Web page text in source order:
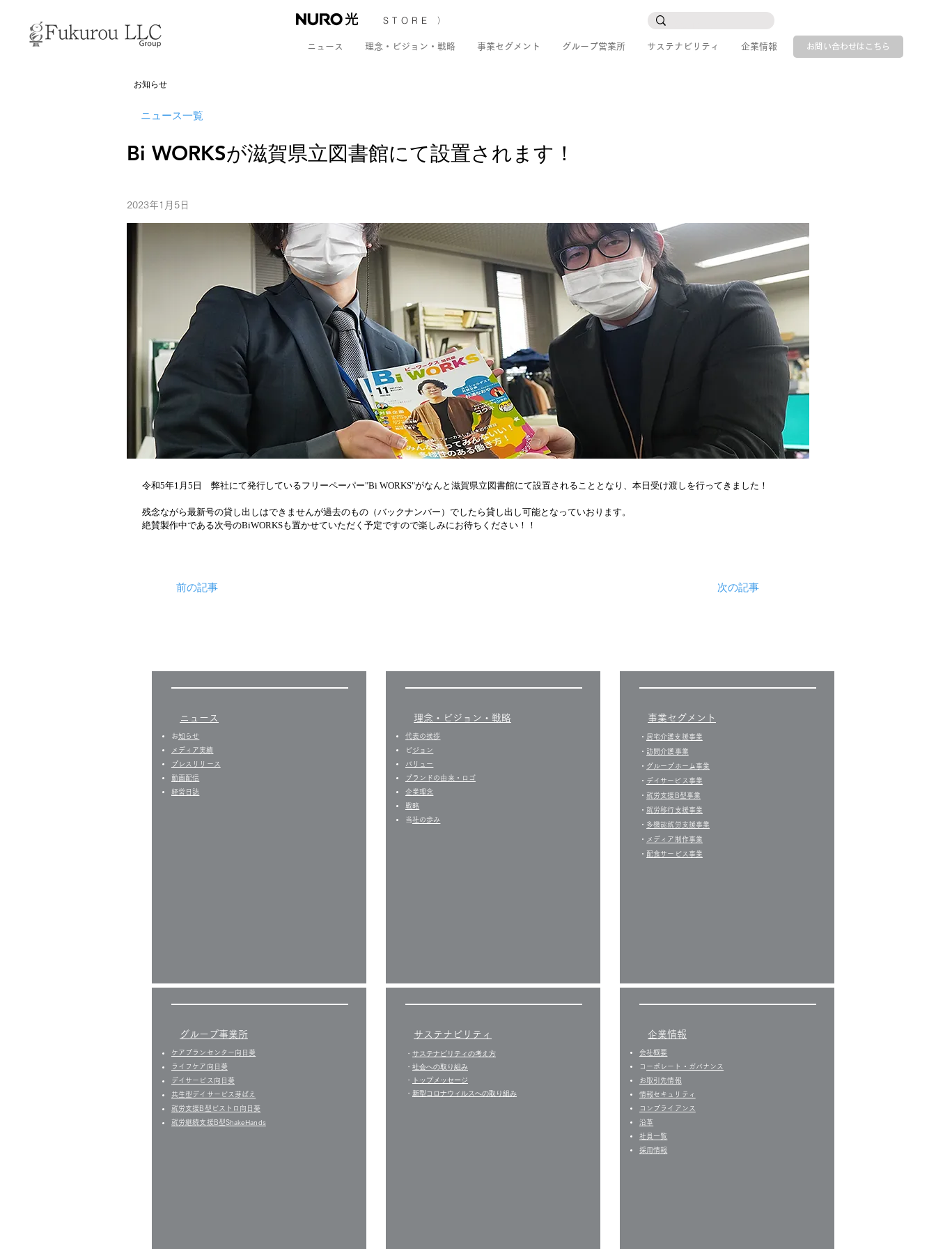
STORE 〉
ニュース 理念・ビジョン・戦略 事業セグメント グループ営業所 サステナビリティ 企業情報 お問い合わせはこちら
お知らせ
ニュース一覧
Bi WORKSが滋賀県立図書館にて設置されます！
2023年1月5日
令和5年1月5日　弊社にて発行しているフリーペーパー"Bi WORKS"がなんと滋賀県立図書館にて設置されることとなり、本日受け渡しを行ってきました！
残念ながら最新号の貸し出しはできませんが過去のもの（バックナンバー）でしたら貸し出し可能となっていおります。
絶賛製作中である次号のBiWORKSも置かせていただく予定ですので楽しみにお待ちください！！
前の記事 次の記事
ニュース
​お知らせ
​​メディア実績
プレスリリース
​動画配信
経営日誌​
グループ事業所
ケアプランセンター向日葵
ライフケア向日葵
デイサービス向日葵
共生型デイサービス芽ばえ
就労支援B型ビストロ向日葵
就労継続支援B型ShakeHands
​理念・ビジョン・戦略
代表の挨拶
​ビジョン
バリュー
​ブランドの由来・ロゴ
企業理念
戦略
​当社の歩み
サステナビリティ
・ サステナビリティの考え方
・ 社会への取り組み
・ トップメッセージ
​・ 新型コロナウィルスへの取り組み
事業セグメント
​・ 居宅介護支援事業​
・ 訪問介護事業
・ グループホーム事業
​・ デイサービス事業
・ 就労支援B型事業
・ 就労移行支援事業
・ 多機能就労支援事業
・ メディア制作事業
・ 配食サービス事業
企業情報
会社概要
​ コーポレート・ガバナンス
お取引先情報
​情報セキュリティ
コンプライアンス
沿革
社員一覧
​採用情報